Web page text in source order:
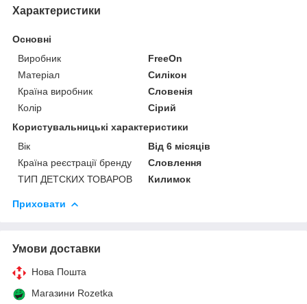
Характеристики
Основні
Виробник
FreeOn
Матеріал
Силікон
Країна виробник
Словенія
Колір
Сірий
Користувальницькі характеристики
Вік
Від 6 місяців
Країна реєстрації бренду
Словлення
ТИП ДЕТСКИХ ТОВАРОВ
Килимок
Приховати
Умови доставки
Нова Пошта
Магазини Rozetka